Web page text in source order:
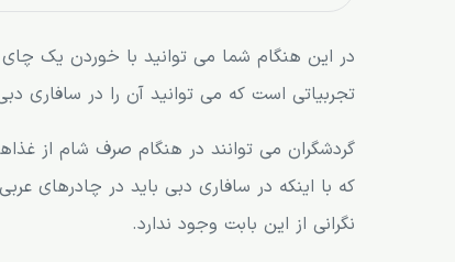
در این هنگام شما می توانید با خوردن یک چای
تجربیاتی است که می توانید آن را در سافاری
گردشگران می توانند در هنگام صرف شام از
که با اینکه در سافاری دبی باید در چادرهای
نگرانی از این بابت وجود ندارد.